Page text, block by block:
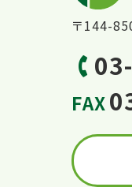
〒144-
FAX